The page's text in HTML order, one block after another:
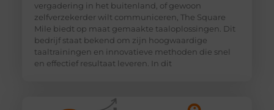
vergadering in het buitenland, of gewoon
zelfverzekerder wilt communiceren, The Square
Mile biedt op maat gemaakte taaloplossingen. Dit
bedrijf staat bekend om zijn hoogwaardige
taaltrainingen en innovatieve methoden die snel
en effectief resultaat leveren. In dit